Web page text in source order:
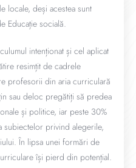
locale, deși acestea sunt
Educație socială.
intenționat și cel aplicat
resimțit de cadrele
profesorii din aria curriculară
sau deloc pregătiți să predea
și politice, iar peste 30%
subiectelor privind alegerile,
În lipsa unei formări de
își pierd din potențial.